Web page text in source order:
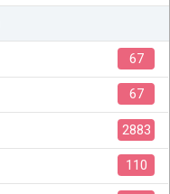
67
67
2883
110